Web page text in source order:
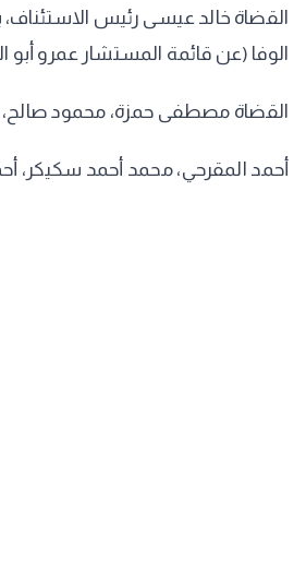
القضاة خالد عيسى رئيس
الوفا (عن قائمة المستشار عمرو أبو
القضاة مصطفى حمزة، محمود صالح،
أحمد المقرحي، محمد أحمد سكيكر،